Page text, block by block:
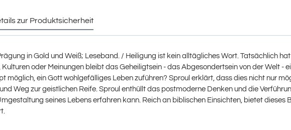
zur Produktsicherheit
in Gold und Weiß; Leseband. / Heiligung ist kein alltägliches Wort. Tatsächlich
oder Meinungen bleibt das Geheiligtsein - das Abgesondertsein von der Welt -
möglich, ein Gott wohlgefälliges Leben zuführen? Sproul erklärt, dass dies nicht nur
Weg zur geistlichen Reife. Sproul enthüllt das postmoderne Denken und die
seines Lebens erfahren kann. Reich an biblischen Einsichten, bietet